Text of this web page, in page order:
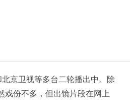
京卫视等多台二轮播出中。除
戏份不多，但出镜片段在网上